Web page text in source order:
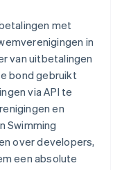
met
in
van uitbetalingen
bond gebruikt
via API te
en
Swimming
over developers,
een absolute